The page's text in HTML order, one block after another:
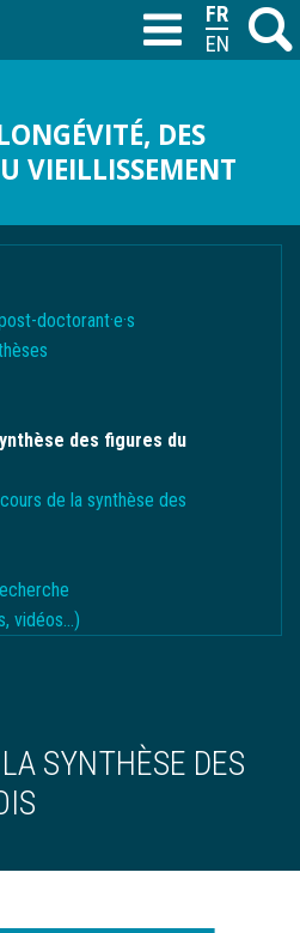
M
DES
VIEILLISSEMENT
T
doctorant·e·s
des figures du
de la synthèse des
vidéos...)
SYNTHÈSE DES
FRANÇAIS
ENGLISH